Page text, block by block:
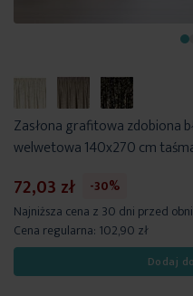
Zasłona grafitowa zdobiona
welwetowa 140x270 cm
72,03 zł
-30%
Najniższa cena z 30 dni przed
Cena regularna: 102,90 zł
Dodaj